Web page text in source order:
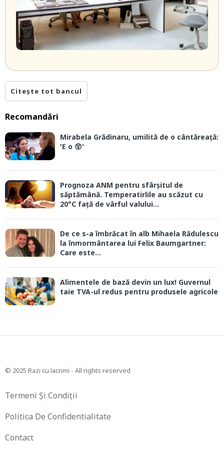
Citește tot bancul
Recomandări
Mirabela Grădinaru, umilită de o cântăreață:
'E o 😲'
Prognoza ANM pentru sfârșitul de
săptămână. Temperatirlile au scăzut cu
20°C față de vârful valului...
De ce s-a îmbrăcat în alb Mihaela Rădulescu
la înmormântarea lui Felix Baumgartner:
Care este...
Alimentele de bază devin un lux! Guvernul
taie TVA-ul redus pentru produsele agricole
© 2025 Razi cu lacrimi - All rights reserved
Termeni Și Condiții
Politica De Confidentialitate
Contact